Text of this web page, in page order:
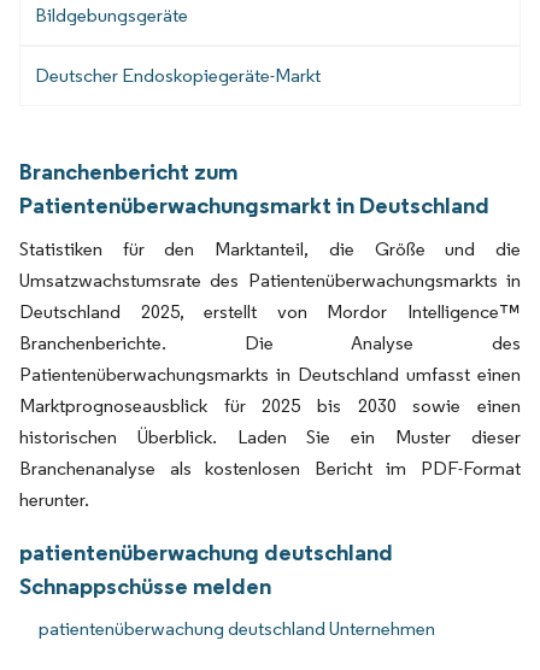
Bildgebungsgeräte
Deutscher Endoskopiegeräte-Markt
Branchenbericht zum
Patientenüberwachungsmarkt in Deutschland
Statistiken für den Marktanteil, die Größe und die
Umsatzwachstumsrate des Patientenüberwachungsmarkts in
Deutschland 2025, erstellt von Mordor Intelligence™
Branchenberichte. Die Analyse des
Patientenüberwachungsmarkts in Deutschland umfasst einen
Marktprognoseausblick für 2025 bis 2030 sowie einen
historischen Überblick. Laden Sie ein Muster dieser
Branchenanalyse als kostenlosen Bericht im PDF-Format
herunter.
patientenüberwachung deutschland
Schnappschüsse melden
patientenüberwachung deutschland Unternehmen